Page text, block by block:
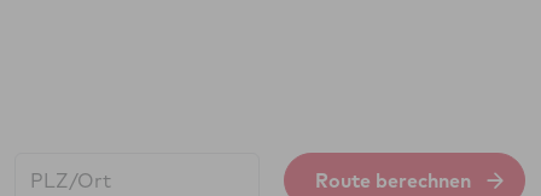
Route berechnen